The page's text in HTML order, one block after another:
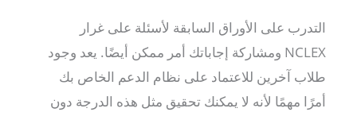
التدرب على الأوراق السابقة لأسئلة على غرار
NCLEX ومشاركة إجاباتك أمر ممكن أيضًا. يعد وجود
طلاب آخرين للاعتماد على نظام الدعم الخاص بك
أمرًا مهمًا لأنه لا يمكنك تحقيق مثل هذه الدرجة دون